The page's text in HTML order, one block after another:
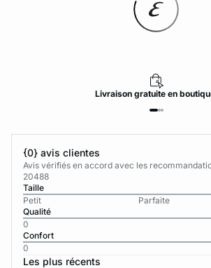
Livraisongratuiteen
{0} avis clientes
Avis vérifiés en accord avec les
20488
Taille
Petit
Parfaite
Qualité
0
Confort
0
Les plus récents